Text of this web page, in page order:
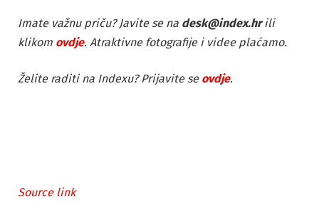
Imate važnu priču? Javite se na desk@index.hrili
klikom ovdje. Atraktivne fotografije i videe plaćamo.
Želite raditi na Indexu? Prijavite se ovdje.
Source link